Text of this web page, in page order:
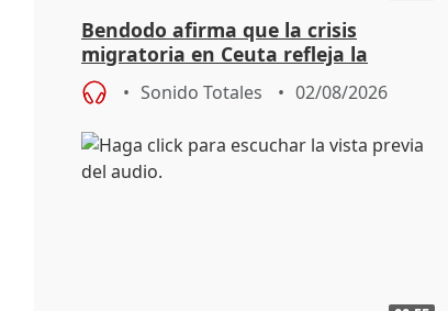
Bendodo afirma que la crisis
migratoria en Ceuta refleja la
"extrema debilidad" del Gobierno
Sonido Totales 02/08/2026